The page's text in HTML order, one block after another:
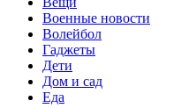
Военные новости
Волейбол
Гаджеты
Дети
Дом и сад
Еда